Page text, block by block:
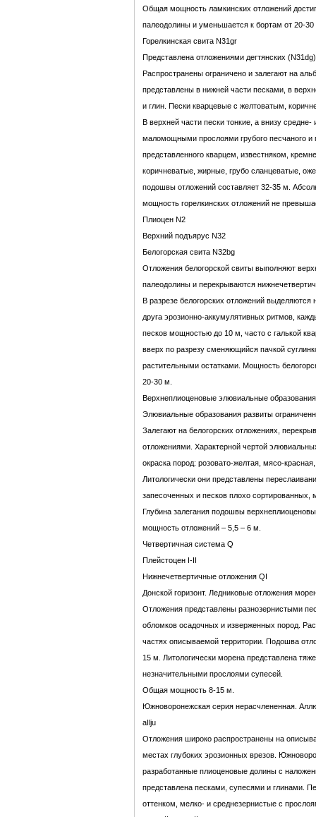
Общая мощность ламкинских отложений
палеодолины и уменьшается к бортам от 20-30
Горелкинская свита N31gr
Представлена отложениями дегтянских
Распространены ограничено и залегают на
представлены в нижней части песками, в
и глин. Пески кварцевые с желтоватым,
В верхней части пески тонкие, а внизу средне-
маломощными прослоями грубого песчаного и
представленного кварцем, известняком,
коричневатые, жирные, грубо сланцеватые,
подошвы отложений составляет 32-35 м.
мощность горелкинских отложений не
Плиоцен N2
Верхний подъярус N32
Белогорская свита N32bg
Отложения белогорской свиты выполняют
палеодолины и перекрываются
В разрезе белогорских отложений выделяются
друга эрозионно-аккумулятивных ритмов,
песков мощностью до 10 м, часто с галькой
вверх по разрезу сменяющийся пачкой
растительными остатками. Мощность
20-30 м.
Верхнеплиоценовые элювиальные
Элювиальные образования развиты
Залегают на белогорских отложениях,
отложениями. Характерной чертой
окраска пород: розовато-желтая, мясо-
Литологически они представлены
запесоченных и песков плохо сортированных,
Глубина залегания подошвы
мощность отложений – 5,5 – 6 м.
Четвертичная система Q
Плейстоцен I-II
Нижнечетвертичные отложения QI
Донской горизонт. Ледниковые отложения
Отложения представлены разнозернистыми
обломков осадочных и изверженных пород.
частях описываемой территории. Подошва
15 м. Литологически морена представлена
незначительными прослоями супесей.
Общая мощность 8-15 м.
Южноворонежская серия нерасчлененная.
aIlju
Отложения широко распространены на
местах глубоких эрозионных врезов.
разработанные плиоценовые долины с
представлена песками, супесями и глинами.
оттенком, мелко- и среднезернистые с